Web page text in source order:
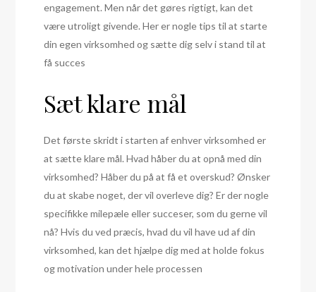
engagement. Men når det gøres rigtigt, kan det
være utroligt givende. Her er nogle tips til at starte
din egen virksomhed og sætte dig selv i stand til at
få succes
Sæt klare mål
Det første skridt i starten af enhver virksomhed er
at sætte klare mål. Hvad håber du at opnå med din
virksomhed? Håber du på at få et overskud? Ønsker
du at skabe noget, der vil overleve dig? Er der nogle
specifikke milepæle eller succeser, som du gerne vil
nå? Hvis du ved præcis, hvad du vil have ud af din
virksomhed, kan det hjælpe dig med at holde fokus
og motivation under hele processen